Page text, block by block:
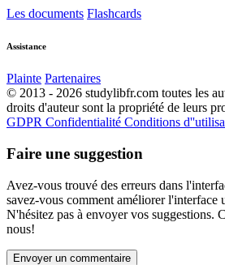
Les documents Flashcards
Assistance
Plainte Partenaires
© 2013 - 2026 studylibfr.com toutes les
droits d'auteur sont la propriété de leurs
GDPR Confidentialité Conditions
Faire une suggestion
Avez-vous trouvé des erreurs dans
savez-vous comment améliorer l'interface
N'hésitez pas à envoyer vos suggestions.
nous!
Envoyer un commentaire